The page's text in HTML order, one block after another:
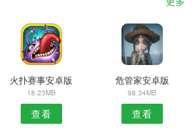
火扑赛事安卓版
18.23MB
查看
危管家安卓版
98.34MB
查看